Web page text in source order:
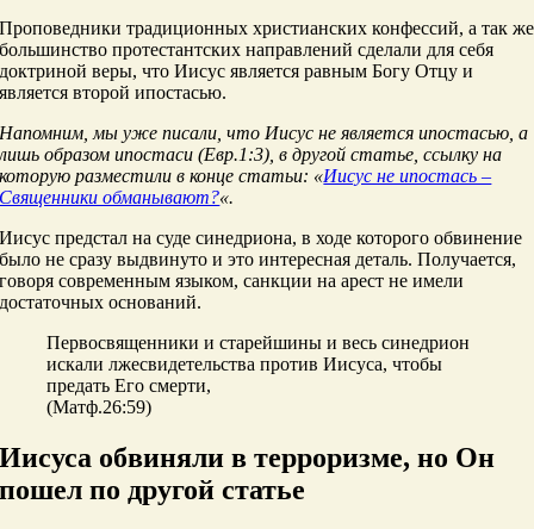
Проповедники традиционных христианских конфессий, а так же
большинство протестантских направлений сделали для себя
доктриной веры, что Иисус является равным Богу Отцу и
является второй ипостасью.
Напомним, мы уже писали, что Иисус не является ипостасью, а
лишь образом ипостаси (Евр.1:3), в другой статье, ссылку на
которую разместили в конце статьи: «Иисус не ипостась –
Священники обманывают?«.
Иисус предстал на суде синедриона, в ходе которого обвинение
было не сразу выдвинуто и это интересная деталь. Получается,
говоря современным языком, санкции на арест не имели
достаточных оснований.
Первосвященники и старейшины и весь синедрион
искали лжесвидетельства против Иисуса, чтобы
предать Его смерти,
(Матф.26:59)
Иисуса обвиняли в терроризме, но Он
пошел по другой статье